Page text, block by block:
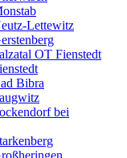
Lettewitz
OT Fienstedt
Bibra
bei